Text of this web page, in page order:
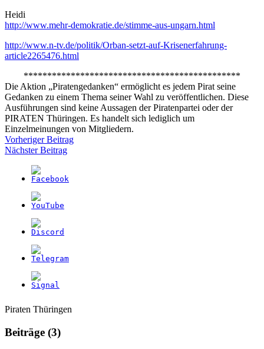
Heidi
http://www.mehr-demokratie.de/stimme-aus-ungarn.html
http://www.n-tv.de/politik/Orban-setzt-auf-Krisenerfahrung-
article2265476.html
**********************************************
Die Aktion „Piratengedanken“ ermöglicht es jedem Pirat seine
Gedanken zu einem Thema seiner Wahl zu veröffentlichen. Diese
Ausführungen sind keine Aussagen der Piratenpartei oder der
PIRATEN Thüringen. Es handelt sich lediglich um
Einzelmeinungen von Mitgliedern.
Beitragsnavigation
Vorheriger Beitrag
Nächster Beitrag
Weitere
Informationen
Navigation
Piraten Thüringen
Beiträge (3)